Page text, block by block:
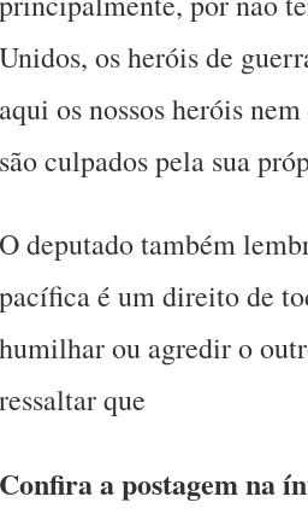
Unidos, os heróis de
aqui os nossos heróis
são culpados pela sua
O deputado também
pacífica é um direito de
humilhar ou agredir o
ressaltar que
Confira a postagem na